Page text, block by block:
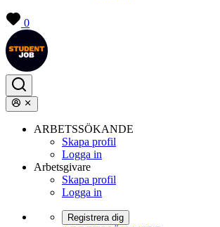
0
ARBETSSÖKANDE
Skapa profil
Logga in
Arbetsgivare
Skapa profil
Logga in
Registrera dig